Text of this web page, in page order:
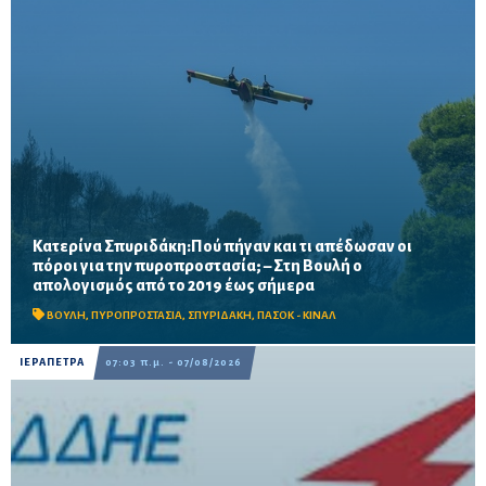
Κατερίνα Σπυριδάκη:Πού πήγαν και τι απέδωσαν οι
πόροι για την πυροπροστασία; – Στη Βουλή ο
απολογισμός από το 2019 έως σήμερα
ΒΟΥΛΗ, ΠΥΡΟΠΡΟΣΤΑΣΙΑ, ΣΠΥΡΙΔΑΚΗ, ΠΑΣΟΚ - ΚΙΝΑΛ
Το ΠΑΣΟΚ ζητά πλήρη απολογισμό των χρηματοδοτήσεων από
το 2019, στοιχεία για τα προγράμματα «ΑΙΓΙΣ» και AntiNero,
καθώς και απαντήσεις για προσωπικό, οχήματα, ε...
ΙΕΡΑΠΕΤΡΑ 07:03 π.μ. - 07/08/2026